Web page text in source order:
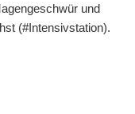
und
(#Intensivstation).